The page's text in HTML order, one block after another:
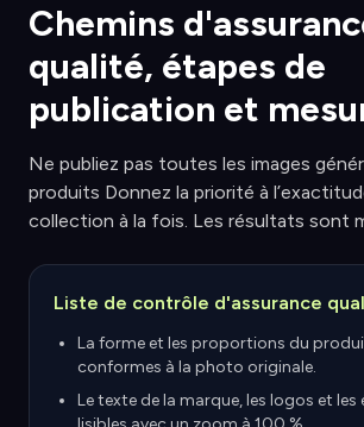
Chemins
qualité, étapes de
publication et
Ne publiez pas toutes les images
produits Donnez la priorité à
collection à la fois. Les résultats sont
Liste de contrôle d'assurance
La forme et les proportions du
conformes à la photo originale.
Le texte de la marque, les logos et